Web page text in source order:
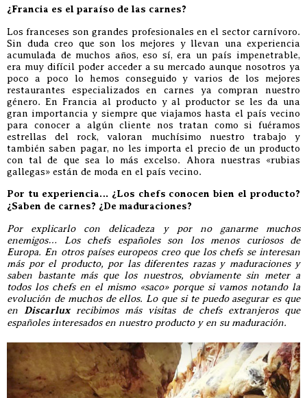
¿Francia es el paraíso de las carnes?
Los franceses son grandes profesionales en el sector carnívoro.
Sin duda creo que son los mejores y llevan una experiencia
acumulada de muchos años, eso sí, era un país impenetrable,
era muy difícil poder acceder a su mercado aunque nosotros ya
poco a poco lo hemos conseguido y varios de los mejores
restaurantes especializados en carnes ya compran nuestro
género. En Francia al producto y al productor se les da una
gran importancia y siempre que viajamos hasta el país vecino
para conocer a algún cliente nos tratan como si fuéramos
estrellas del rock, valoran muchísimo nuestro trabajo y
también saben pagar, no les importa el precio de un producto
con tal de que sea lo más excelso. Ahora nuestras «rubias
gallegas» están de moda en el país vecino.
Por tu experiencia… ¿Los chefs conocen bien el producto?
¿Saben de carnes? ¿De maduraciones?
Por explicarlo con delicadeza y por no ganarme muchos
enemigos… Los chefs españoles son los menos curiosos de
Europa. En otros países europeos creo que los chefs se interesan
más por el producto, por las diferentes razas y maduraciones y
saben bastante más que los nuestros, obviamente sin meter a
todos los chefs en el mismo «saco» porque si vamos notando la
evolución de muchos de ellos. Lo que si te puedo asegurar es que
en Discarluxrecibimos más visitas de chefs extranjeros que
españoles interesados en nuestro producto y en su maduración.